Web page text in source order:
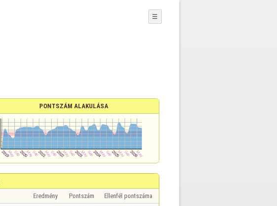
☰
PONTSZÁM ALAKULÁSA
Eredmény Pontszám Ellenfél pontszáma